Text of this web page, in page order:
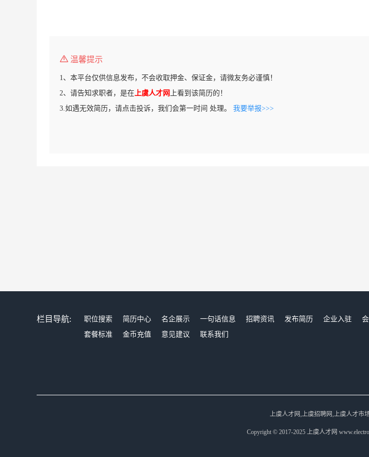
温馨提示
1、本平台仅供信息发布，不会收取押金、保证金，请微友务必谨慎！
2、请告知求职者，是在上虞人才网 上看到该简历的！
3.如遇无效简历，请点击投诉，我们会第一时间 处理。 我要举报>>>
栏目导航: 职位搜索 简历中心 名企展示 一句话信息 招聘资讯 发布简历 企业入驻
套餐标准
金币充值 意见建议 联系我们
上虞人才网,上虞招聘网,上虞人才市
Copyright © 2017-2025 上虞人才网